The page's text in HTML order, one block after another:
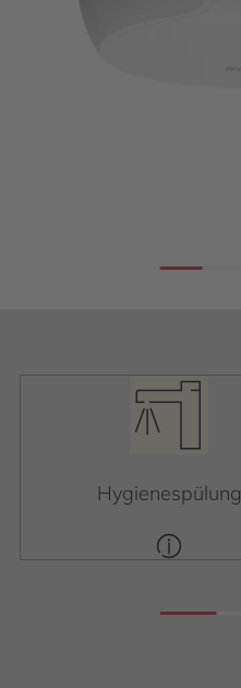
Hygienespülung